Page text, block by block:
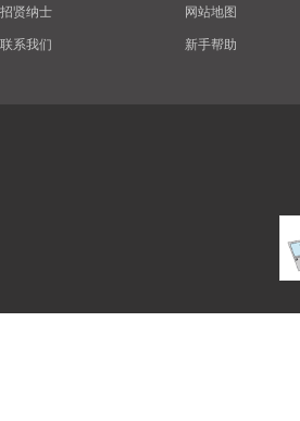
招贤纳士
联系我们
网站地图
新手帮助